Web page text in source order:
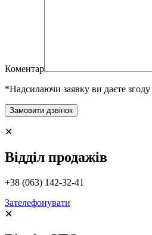
Коментар
*Надсилаючи заявку ви даєте
✕
Відділ продажів
+38 (063) 142-32-41
Зателефонувати
✕